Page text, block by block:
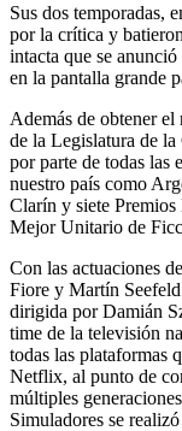
Sus dos temporadas,
por la crítica y
intacta que se
en la pantalla grande
Además de obtener
de la Legislatura de
por parte de todas las
nuestro país como
Clarín y siete
Mejor Unitario de
Con las actuaciones
Fiore y Martín
dirigida por Damián
time de la televisión
todas las plataformas
Netflix, al punto de
múltiples
Simuladores se